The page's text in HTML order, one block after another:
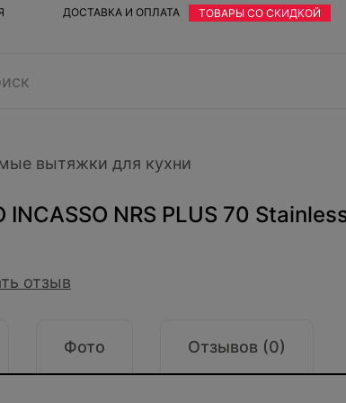
ДОСТАВКА И ОПЛАТА ТОВАРЫ СО СКИДКОЙ
вытяжки для кухни
NRS PLUS 70
отзыв
Фото Отзывов (0)